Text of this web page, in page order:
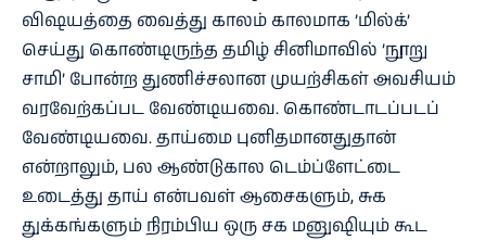
விஷயத்தை வைத்து காலம் காலமாக ’மில்க்’
செய்து கொண்டிருந்த தமிழ் சினிமாவில் ’நூறு
சாமி’ போன்ற துணிச்சலான முயற்சிகள் அவசியம்
வரவேற்கப்பட வேண்டியவை. கொண்டாடப்படப்
வேண்டியவை. தாய்மை புனிதமானதுதான்
என்றாலும், பல ஆண்டுகால டெம்ப்ளேட்டை
உடைத்து தாய் என்பவள் ஆசைகளும், சுக
துக்கங்களும் நிரம்பிய ஒரு சக மனுஷியும் கூட